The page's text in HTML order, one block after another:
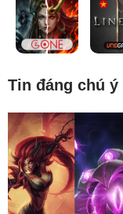
Tin đáng chú ý